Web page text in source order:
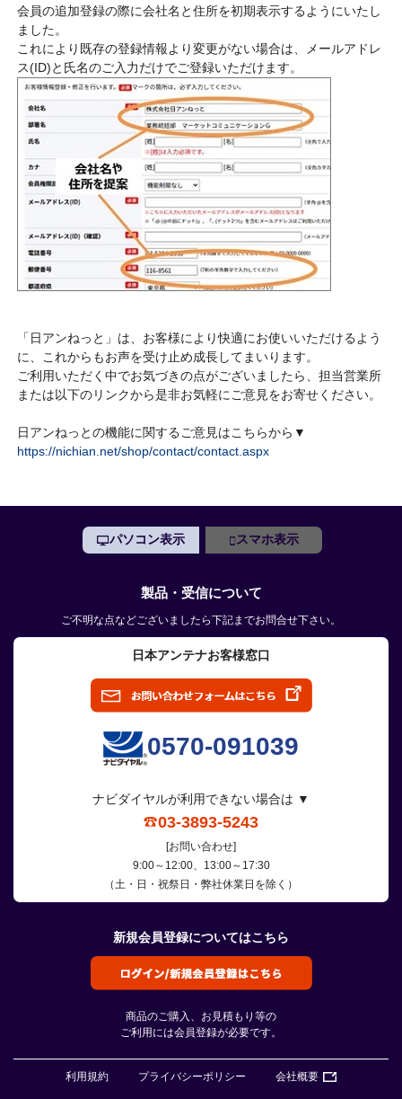
会員の追加登録の際に会社名と住所を初期表示するようにいたし
ました。
これにより既存の登録情報より変更がない場合は、メールアドレ
ス(ID)と氏名のご入力だけでご登録いただけます。
「日アンねっと」は、お客様により快適にお使いいただけるよう
に、これからもお声を受け止め成長してまいります。
ご利用いただく中でお気づきの点がございましたら、担当営業所
または以下のリンクから是非お気軽にご意見をお寄せください。
日アンねっとの機能に関するご意見はこちらから▼
https://nichian.net/shop/contact/contact.aspx
パソコン表示 スマホ表示
製品・受信について
ご不明な点などございましたら下記までお問合せ下さい。
日本アンテナお客様窓口
0570-091039
ナビダイヤルが利用できない場合は ▼
03-3893-5243
[お問い合わせ]
9:00～12:00、13:00～17:30
（土・日・祝祭日・弊社休業日を除く）
新規会員登録についてはこちら
商品のご購入、お見積もり等の
ご利用には会員登録が必要です。
利用規約 プライバシーポリシー 会社概要